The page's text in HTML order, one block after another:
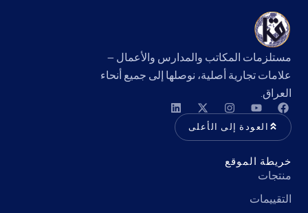
مستلزمات المكاتب والمدارس والأعمال —
علامات تجارية أصلية، نوصلها إلى جميع أنحاء
العراق.
العودة إلى الأعلى
خريطة الموقع
منتجات
التقييمات